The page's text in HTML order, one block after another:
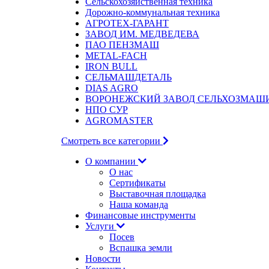
Дорожно-коммунальная техника
АГРОТЕХ-ГАРАНТ
ЗАВОД ИМ. МЕДВЕДЕВА
ПАО ПЕНЗМАШ
METAL-FACH
IRON BULL
СЕЛЬМАШДЕТАЛЬ
DIAS AGRO
ВОРОНЕЖСКИЙ ЗАВОД
НПО СУР
AGROMASTER
Смотреть все категории
О компании
О нас
Сертификаты
Выставочная площадка
Наша команда
Финансовые инструменты
Услуги
Посев
Вспашка земли
Новости